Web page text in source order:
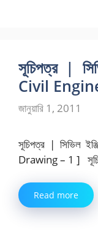
সূচিপত্র |
Civil
জানুয়ারি 1, 2011
সূচিপত্র | সিভিল
Drawing – 1 ]
Read more